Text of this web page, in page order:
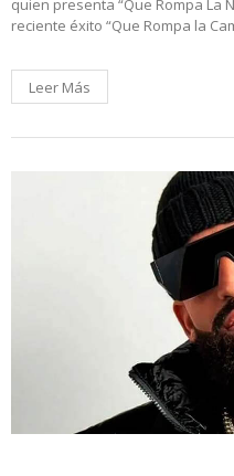
quien presenta “Que Rompa La
reciente éxito “Que Rompa la
Leer Más